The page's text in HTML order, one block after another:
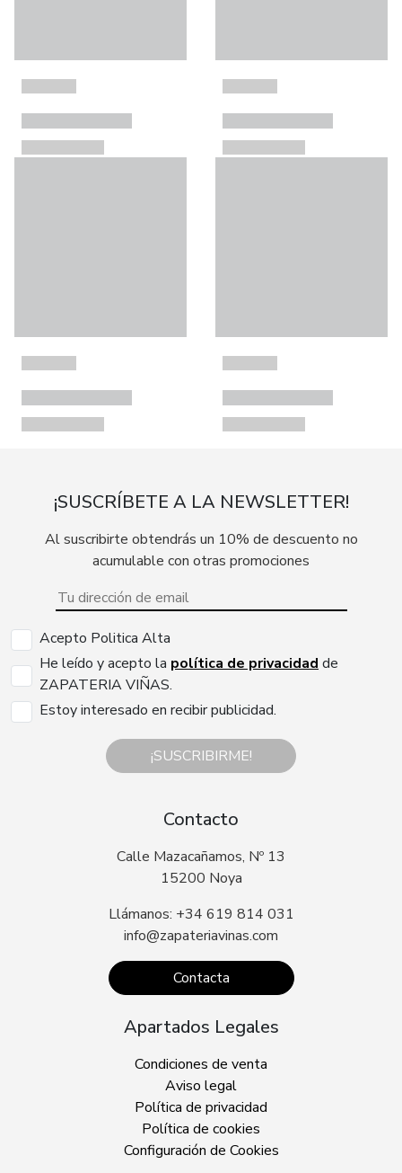
¡SUSCRÍBETE A LA NEWSLETTER!
Al suscribirte obtendrás un 10% de descuento no
acumulable con otras promociones
Acepto Politica Alta
He leído y acepto la política de privacidad de
ZAPATERIA VIÑAS.
Estoy interesado en recibir publicidad.
¡SUSCRIBIRME!
Contacto
Calle Mazacañamos, Nº 13
15200 Noya
Llámanos: +34 619 814 031
info@zapateriavinas.com
Contacta
Apartados Legales
Condiciones de venta
Aviso legal
Política de privacidad
Política de cookies
Configuración de Cookies